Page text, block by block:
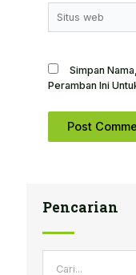
Web
Simpan
Peramban Ini
Pencarian